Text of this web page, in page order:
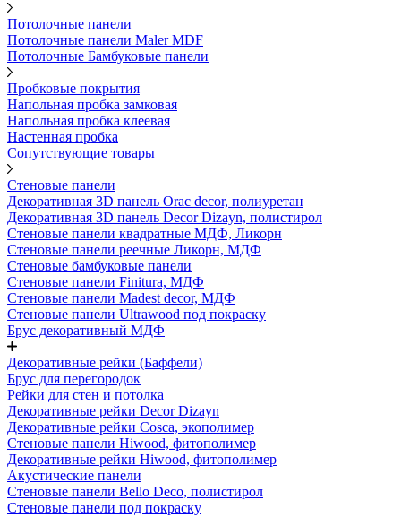
Потолочные панели
Потолочные панели Maler MDF
Потолочные Бамбуковые панели
Пробковые покрытия
Напольная пробка замковая
Напольная пробка клеевая
Настенная пробка
Сопутствующие товары
Стеновые панели
Декоративная 3D панель Orac decor, полиуретан
Декоративная 3D панель Decor Dizayn, полистирол
Стеновые панели квадратные МДФ, Ликорн
Стеновые панели реечные Ликорн, МДФ
Стеновые бамбуковые панели
Стеновые панели Finitura, МДФ
Стеновые панели Madest decor, МДФ
Стеновые панели Ultrawood под покраску
Брус декоративный МДФ
Декоративные рейки (Баффели)
Брус для перегородок
Рейки для стен и потолка
Декоративные рейки Decor Dizayn
Декоративные рейки Cosca, экополимер
Стеновые панели Hiwood, фитополимер
Декоративные рейки Hiwood, фитополимер
Акустические панели
Стеновые панели Bello Deco, полистирол
Стеновые панели под покраску